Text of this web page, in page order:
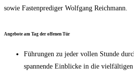
sowie Fas­ten­pre­di­ger Wolf­gang Reichmann.
Ange­bo­te am Tag der offe­nen Tür
Füh­run­gen zu jeder vol­len Stun­de
span­nen­de Ein­bli­cke in die